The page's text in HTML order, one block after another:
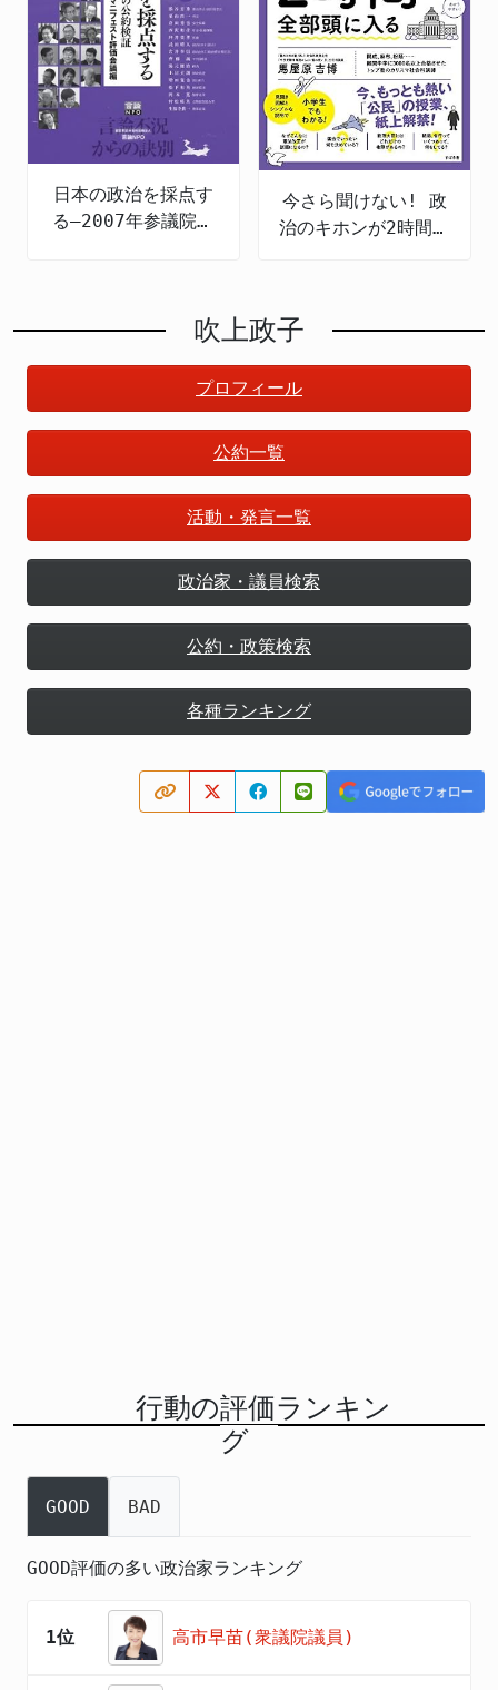
日本の政治を採点す
る―2007年参議院選
今さら聞けない! 政
治のキホンが2時間で
吹上政子
プロフィール
公約一覧
活動・発言一覧
政治家・議員検索
公約・政策検索
各種ランキング
行動の評価ランキン
グ
GOOD BAD
GOOD評価の多い政治家ランキング
1位 高市早苗(衆議院議員)